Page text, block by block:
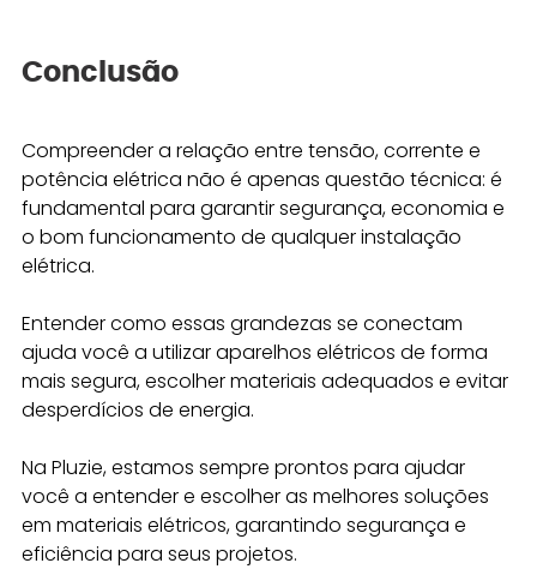
Conclusão
Compreender a relação entre tensão, corrente e
potência elétrica não é apenas questão técnica: é
fundamental para garantir segurança, economia e
o bom funcionamento de qualquer instalação
elétrica.
Entender como essas grandezas se conectam
ajuda você a utilizar aparelhos elétricos de forma
mais segura, escolher materiais adequados e evitar
desperdícios de energia.
Na Pluzie, estamos sempre prontos para ajudar
você a entender e escolher as melhores soluções
em materiais elétricos, garantindo segurança e
eficiência para seus projetos.